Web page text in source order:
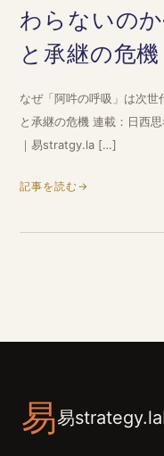
わらないの
と承継の危機
なぜ「阿吽の呼吸」は次
と承継の危機 連載：日西
｜易stratgy.la […]
記事を読む→
易易